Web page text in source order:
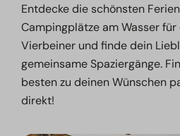
Entdecke die schönsten
Campingplätze am Wasser
Vierbeiner und finde dein
gemeinsame Spaziergänge.
besten zu deinen Wünschen
direkt!